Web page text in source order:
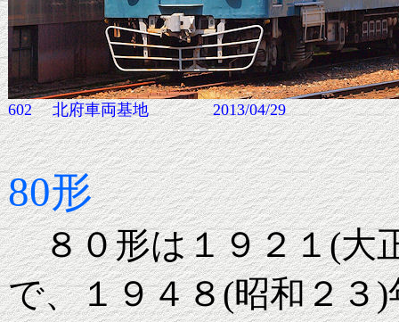
602 北府車両基地 2013/04/29
80形
８０形は１９２１(大
で、１９４８(昭和２３